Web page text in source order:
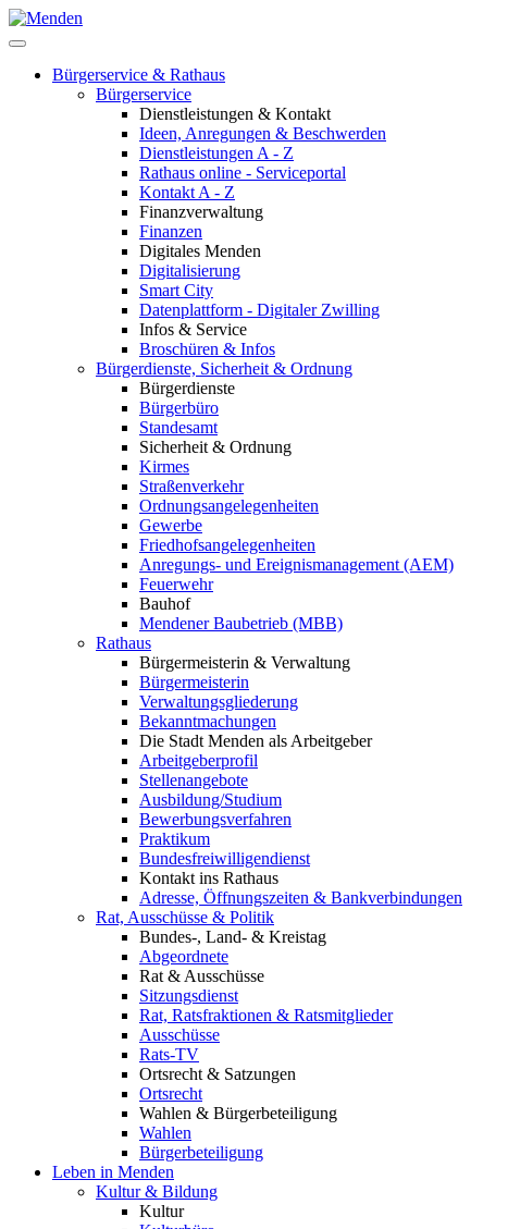
Bürgerservice & Rathaus
Bürgerservice
Dienstleistungen & Kontakt
Ideen, Anregungen & Beschwerden
Dienstleistungen A - Z
Rathaus online - Serviceportal
Kontakt A - Z
Finanzverwaltung
Finanzen
Digitales Menden
Digitalisierung
Smart City
Datenplattform - Digitaler Zwilling
Infos & Service
Broschüren & Infos
Bürgerdienste, Sicherheit & Ordnung
Bürgerdienste
Bürgerbüro
Standesamt
Sicherheit & Ordnung
Kirmes
Straßenverkehr
Ordnungsangelegenheiten
Gewerbe
Friedhofsangelegenheiten
Anregungs- und Ereignismanagement (AEM)
Feuerwehr
Bauhof
Mendener Baubetrieb (MBB)
Rathaus
Bürgermeisterin & Verwaltung
Bürgermeisterin
Verwaltungsgliederung
Bekanntmachungen
Die Stadt Menden als Arbeitgeber
Arbeitgeberprofil
Stellenangebote
Ausbildung/Studium
Bewerbungsverfahren
Praktikum
Bundesfreiwilligendienst
Kontakt ins Rathaus
Adresse, Öffnungszeiten & Bankverbindungen
Rat, Ausschüsse & Politik
Bundes-, Land- & Kreistag
Abgeordnete
Rat & Ausschüsse
Sitzungsdienst
Rat, Ratsfraktionen & Ratsmitglieder
Ausschüsse
Rats-TV
Ortsrecht & Satzungen
Ortsrecht
Wahlen & Bürgerbeteiligung
Wahlen
Bürgerbeteiligung
Leben in Menden
Kultur & Bildung
Kultur